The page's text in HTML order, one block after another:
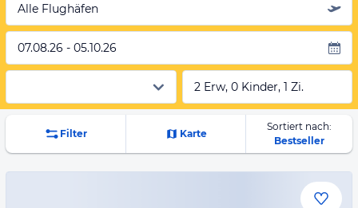
Alle Flughäfen
07.08.26 - 05.10.26
2 Erw, 0 Kinder, 1 Zi.
Filter Karte
Sortiert nach:
Bestseller